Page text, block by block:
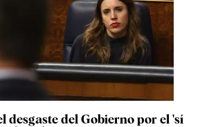
desgaste del Gobierno por el 'sí